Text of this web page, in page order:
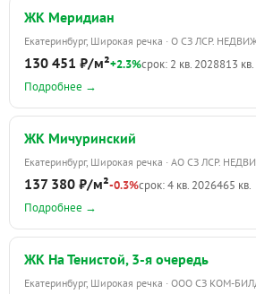
ЖК Меридиан
Екатеринбург, Широкая речка · О СЗ ЛСР.
130 451 ₽/м²+2.3%срок: 2 кв. 2028813 кв.
Подробнее →
ЖК Мичуринский
Екатеринбург, Широкая речка · АО СЗ ЛСР.
137 380 ₽/м²-0.3%срок: 4 кв. 2026465 кв.
Подробнее →
ЖК На Тенистой, 3-я очередь
Екатеринбург, Широкая речка · ООО СЗ КОМ-